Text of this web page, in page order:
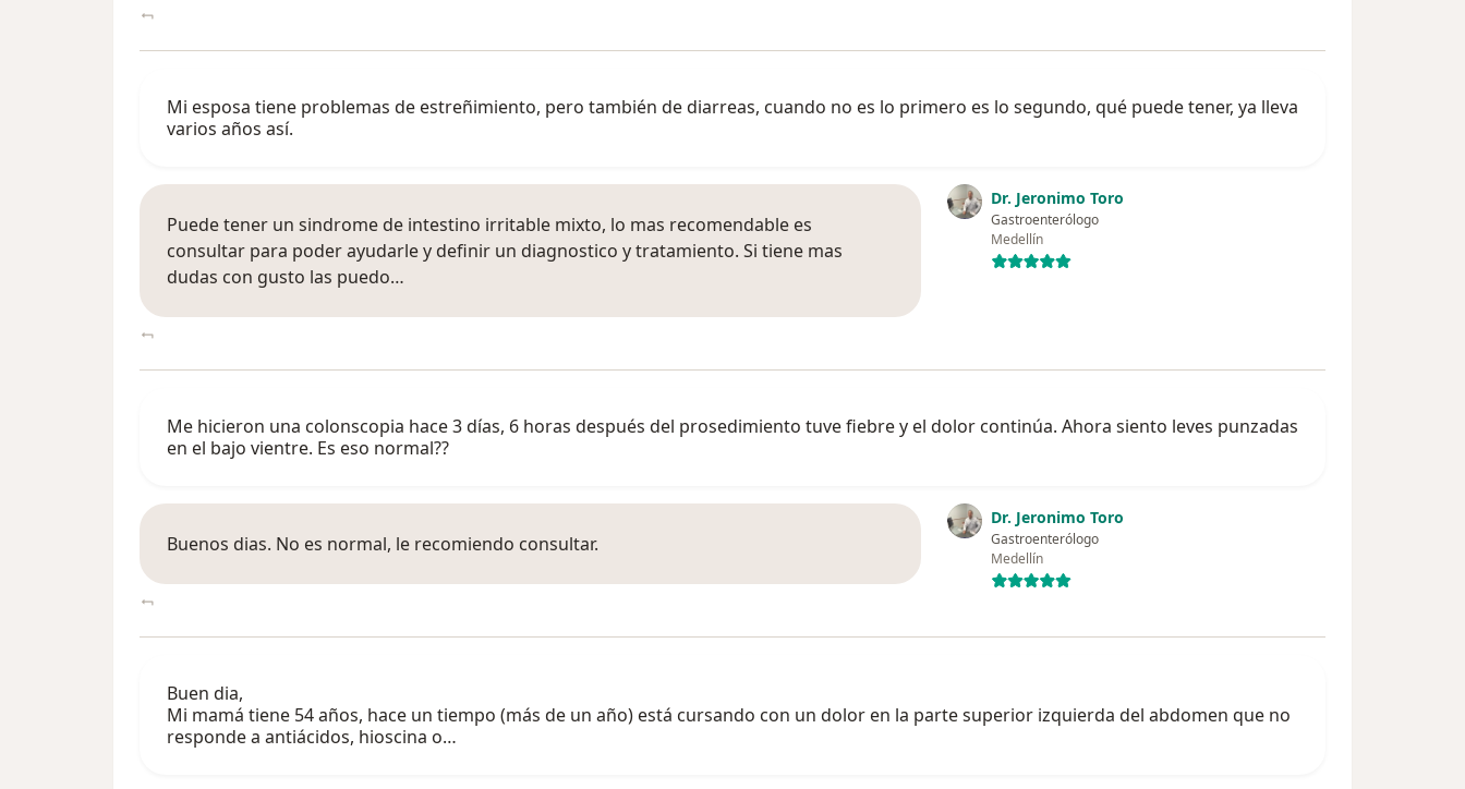
Mi esposa tiene problemas de estreñimiento, pero también de diarreas, cuando no es lo primero es lo segundo, qué puede tener, ya lleva
varios años así.
Dr. Jeronimo Toro
Gastroenterólogo
Medellín
Puede tener un sindrome de intestino irritable mixto, lo mas recomendable es
consultar para poder ayudarle y definir un diagnostico y tratamiento. Si tiene mas
dudas con gusto las puedo…
Me hicieron una colonscopia hace 3 días, 6 horas después del prosedimiento tuve fiebre y el dolor continúa. Ahora siento leves punzadas
en el bajo vientre. Es eso normal??
Dr. Jeronimo Toro
Gastroenterólogo
Medellín
Buenos dias. No es normal, le recomiendo consultar.
Buen dia,
Mi mamá tiene 54 años, hace un tiempo (más de un año) está cursando con un dolor en la parte superior izquierda del abdomen que no
responde a antiácidos, hioscina o…